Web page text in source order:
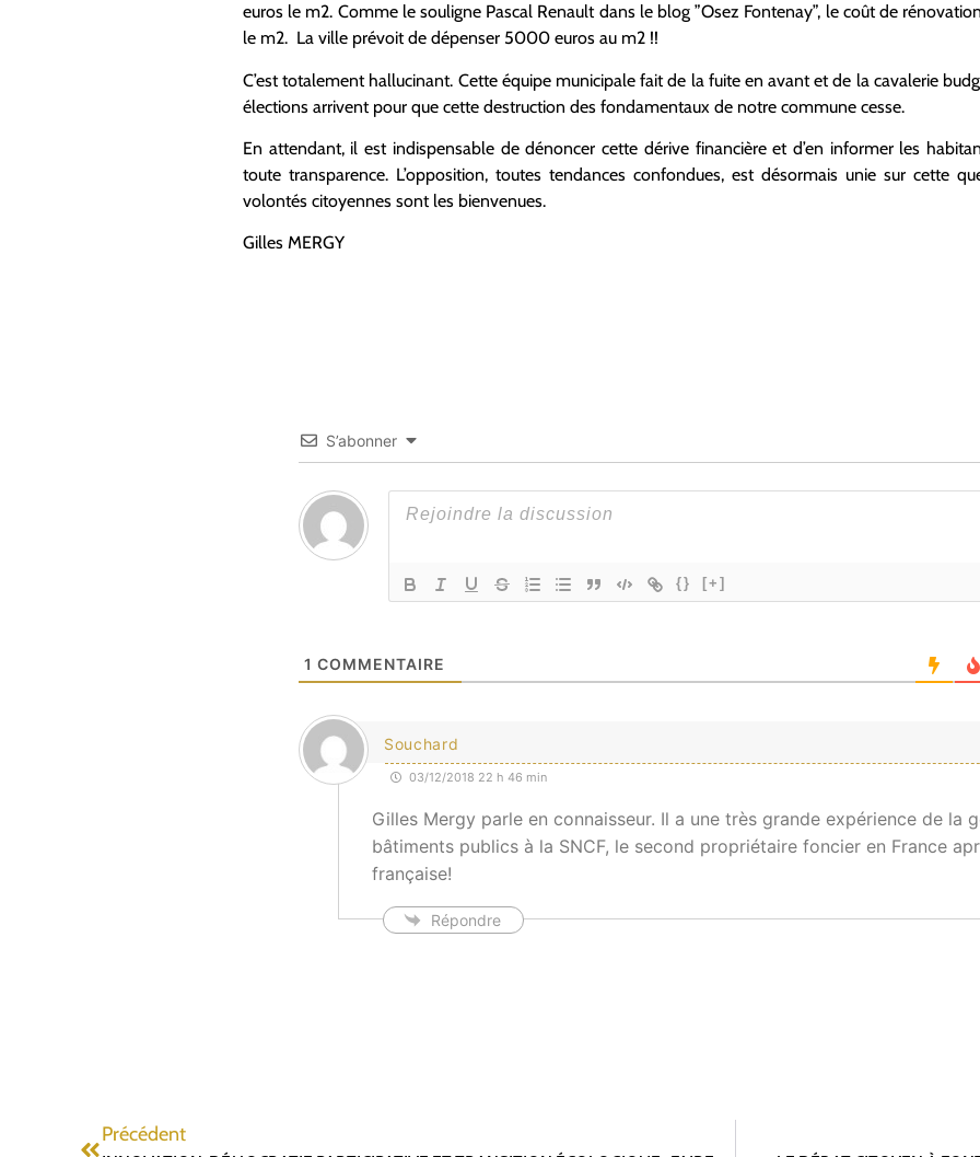
euros le m2. Comme le souligne Pascal Renault dans le blog ”Osez Fontenay”, le coût de
le m2. La ville prévoit de dépenser 5000 euros au m2 !!
C’est totalement hallucinant. Cette équipe municipale fait de la fuite en avant et de la cavalerie
élections arrivent pour que cette destruction des fondamentaux de notre commune cesse.
En attendant, il est indispensable de dénoncer cette dérive financière et d’en informer les
toute transparence. L’opposition, toutes tendances confondues, est désormais unie sur cette
volontés citoyennes sont les bienvenues.
Gilles MERGY
S’abonner
{} [+]
1 COMMENTAIRE
Souchard
03/12/2018 22 h 46 min
Gilles Mergy parle en connaisseur. Il a une très grande expérience de la
bâtiments publics à la SNCF, le second propriétaire foncier en France
française!
Répondre
Précédent